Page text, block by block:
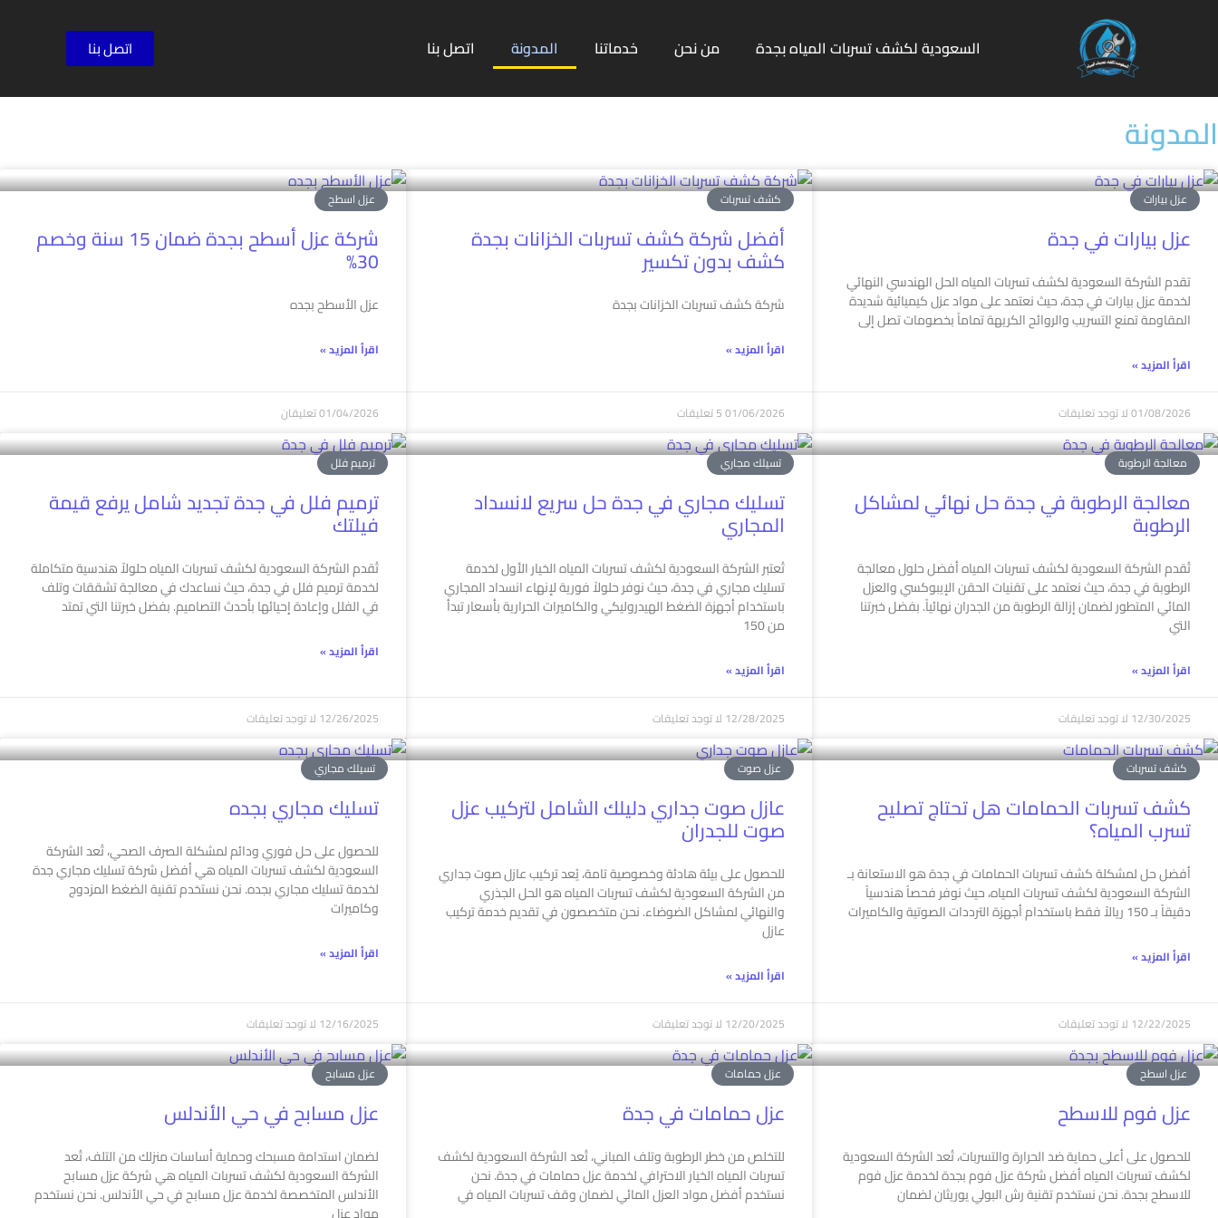
السعودية لكشف تسربات المياه بجدة من نحن خدماتنا المدونة اتصل بنا اتصل بنا
المدونة
عزل بيارات
عزل بيارات في جدة
تقدم الشركة السعودية لكشف تسربات المياه الحل الهندسي النهائي
لخدمة عزل بيارات في جدة، حيث نعتمد على مواد عزل كيميائية شديدة
المقاومة تمنع التسريب والروائح الكريهة تماماً بخصومات تصل إلى
اقرأ المزيد »
01/08/2026لا توجد تعليقات
كشف تسربات
أفضل شركة كشف تسربات الخزانات بجدة
كشف بدون تكسير
شركة كشف تسربات الخزانات بجدة
اقرأ المزيد »
01/06/20265 تعليقات
عزل اسطح
شركة عزل أسطح بجدة ضمان 15 سنة وخصم
30%
عزل الأسطح بجده
اقرأ المزيد »
01/04/2026تعليقان
معالجة الرطوبة
معالجة الرطوبة في جدة حل نهائي لمشاكل
الرطوبة
تُقدم الشركة السعودية لكشف تسربات المياه أفضل حلول معالجة
الرطوبة في جدة، حيث نعتمد على تقنيات الحقن الإيبوكسي والعزل
المائي المتطور لضمان إزالة الرطوبة من الجدران نهائياً. بفضل خبرتنا
التي
اقرأ المزيد »
12/30/2025 لا توجد تعليقات
تسيلك مجاري
تسليك مجاري في جدة حل سريع لانسداد
المجاري
تُعتبر الشركة السعودية لكشف تسربات المياه الخيار الأول لخدمة
تسليك مجاري في جدة، حيث نوفر حلولاً فورية لإنهاء انسداد المجاري
باستخدام أجهزة الضغط الهيدروليكي والكاميرات الحرارية بأسعار تبدأ
من 150
اقرأ المزيد »
12/28/2025 لا توجد تعليقات
ترميم فلل
ترميم فلل في جدة تجديد شامل يرفع قيمة
فيلتك
تُقدم الشركة السعودية لكشف تسربات المياه حلولاً هندسية متكاملة
لخدمة ترميم فلل في جدة، حيث نساعدك في معالجة تشققات وتلف
في الفلل وإعادة إحيائها بأحدث التصاميم. بفضل خبرتنا التي تمتد
اقرأ المزيد »
12/26/2025 لا توجد تعليقات
كشف تسربات
كشف تسربات الحمامات هل تحتاج تصليح
تسرب المياه؟
أفضل حل لمشكلة كشف تسربات الحمامات في جدة هو الاستعانة بـ
الشركة السعودية لكشف تسربات المياه، حيث نوفر فحصاً هندسياً
دقيقاً بـ 150 ريالاً فقط باستخدام أجهزة الترددات الصوتية والكاميرات
اقرأ المزيد »
12/22/2025 لا توجد تعليقات
عزل صوت
عازل صوت جداري دليلك الشامل لتركيب عزل
صوت للجدران
للحصول على بيئة هادئة وخصوصية تامة، يُعد تركيب عازل صوت جداري
من الشركة السعودية لكشف تسربات المياه هو الحل الجذري
والنهائي لمشاكل الضوضاء. نحن متخصصون في تقديم خدمة تركيب
عازل
اقرأ المزيد »
12/20/2025 لا توجد تعليقات
تسيلك مجاري
تسليك مجاري بجده
للحصول على حل فوري ودائم لمشكلة الصرف الصحي، تُعد الشركة
السعودية لكشف تسربات المياه هي أفضل شركة تسليك مجاري جدة
لخدمة تسليك مجاري بجده. نحن نستخدم تقنية الضغط المزدوج
وكاميرات
اقرأ المزيد »
12/16/2025 لا توجد تعليقات
عزل اسطح
عزل فوم للاسطح
للحصول على أعلى حماية ضد الحرارة والتسربات، تُعد الشركة السعودية
لكشف تسربات المياه أفضل شركة عزل فوم بجدة لخدمة عزل فوم
للاسطح بجدة. نحن نستخدم تقنية رش البولي يوريثان لضمان
عزل حمامات
عزل حمامات في جدة
للتخلص من خطر الرطوبة وتلف المباني، تُعد الشركة السعودية لكشف
تسربات المياه الخيار الاحترافي لخدمة عزل حمامات في جدة. نحن
نستخدم أفضل مواد العزل المائي لضمان وقف تسربات المياه في
عزل مسابح
عزل مسابح في حي الأندلس
لضمان استدامة مسبحك وحماية أساسات منزلك من التلف، تُعد
الشركة السعودية لكشف تسربات المياه هي شركة عزل مسابح
الأندلس المتخصصة لخدمة عزل مسابح في حي الأندلس. نحن نستخدم
مواد عزل